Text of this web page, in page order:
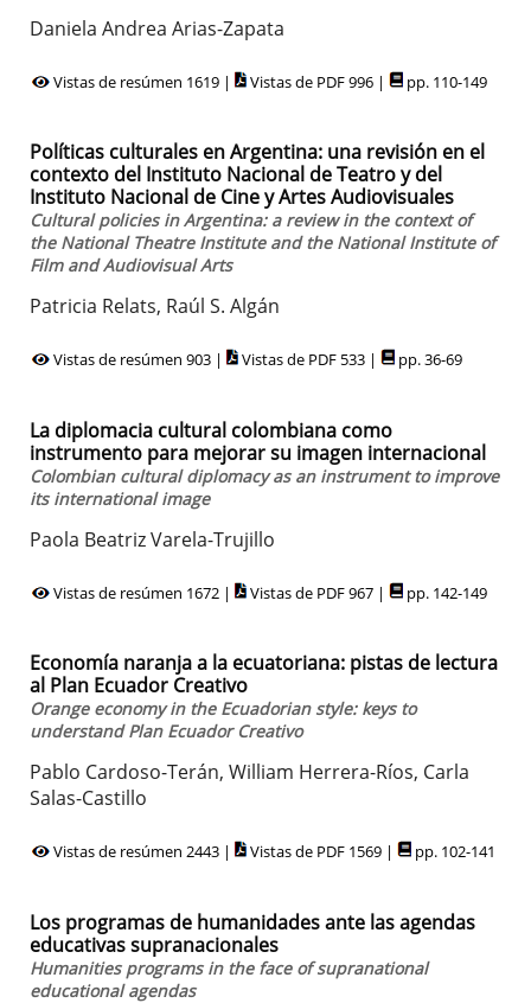
Daniela Andrea Arias-Zapata
Vistas de resúmen 1619 | Vistas de PDF 996 | pp. 110-149
Políticas culturales en Argentina: una revisión en el
contexto del Instituto Nacional de Teatro y del
Instituto Nacional de Cine y Artes Audiovisuales
Cultural policies in Argentina: a review in the context of
the National Theatre Institute and the National Institute of
Film and Audiovisual Arts
Patricia Relats, Raúl S. Algán
Vistas de resúmen 903 | Vistas de PDF 533 | pp. 36-69
La diplomacia cultural colombiana como
instrumento para mejorar su imagen internacional
Colombian cultural diplomacy as an instrument to improve
its international image
Paola Beatriz Varela-Trujillo
Vistas de resúmen 1672 | Vistas de PDF 967 | pp. 142-149
Economía naranja a la ecuatoriana: pistas de lectura
al Plan Ecuador Creativo
Orange economy in the Ecuadorian style: keys to
understand Plan Ecuador Creativo
Pablo Cardoso-Terán, William Herrera-Ríos, Carla
Salas-Castillo
Vistas de resúmen 2443 | Vistas de PDF 1569 | pp. 102-141
Los programas de humanidades ante las agendas
educativas supranacionales
Humanities programs in the face of supranational
educational agendas